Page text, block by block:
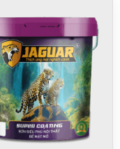
hóa chất, kháng
mài mòn, kháng va
đập.